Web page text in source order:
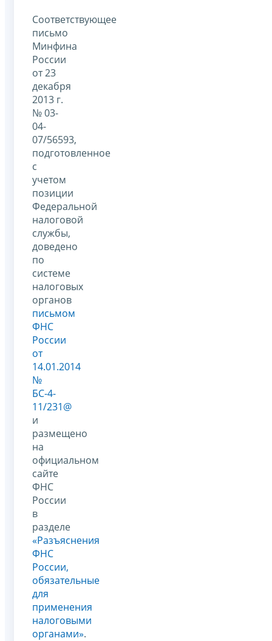
Соответствующее
письмо
Минфина
России
от 23
декабря
2013 г.
№ 03-
04-
07/56593,
подготовленное
с
учетом
позиции
Федеральной
налоговой
службы,
доведено
по
системе
налоговых
органов
письмом
ФНС
России
от
14.01.2014
№
БС-4-
11/231@
и
размещено
на
официальном
сайте
ФНС
России
в
разделе
«Разъяснения
ФНС
России,
обязательные
для
применения
налоговыми
органами».